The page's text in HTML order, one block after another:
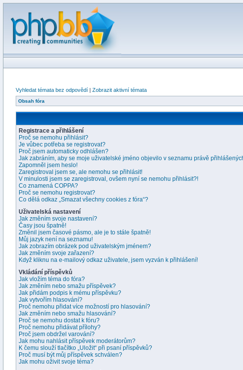
Vyhledat témata bez odpovědí | Zobrazit aktivní témata
Obsah fóra
Registrace a přihlášení
Proč se nemohu přihlásit?
Je vůbec potřeba se registrovat?
Proč jsem automaticky odhlášen?
Jak zabráním, aby se moje uživatelské jméno objevilo v seznamu právě
Zapomněl jsem heslo!
Zaregistroval jsem se, ale nemohu se přihlásit!
V minulosti jsem se zaregistroval, ovšem nyní se nemohu přihlásit?!
Co znamená COPPA?
Proč se nemohu registrovat?
Co dělá odkaz „Smazat všechny cookies z fóra“?
Uživatelská nastavení
Jak změním svoje nastavení?
Časy jsou špatně!
Změnil jsem časové pásmo, ale je to stále špatně!
Můj jazyk není na seznamu!
Jak zobrazím obrázek pod uživatelským jménem?
Jak změním svoje zařazení?
Když kliknu na e-mailový odkaz uživatele, jsem vyzván k přihlášení!
Vkládání příspěvků
Jak vložím téma do fóra?
Jak změním nebo smažu příspěvek?
Jak přidám podpis k mému příspěvku?
Jak vytvořím hlasování?
Proč nemohu přidat více možností pro hlasování?
Jak změním nebo smažu hlasování?
Proč se nemohu dostat k fóru?
Proč nemohu přidávat přílohy?
Proč jsem obdržel varování?
Jak mohu nahlásit příspěvek moderátorům?
K čemu slouží tlačítko „Uložit“ při psaní příspěvků?
Proč musí být můj příspěvek schválen?
Jak mohu oživit svoje téma?